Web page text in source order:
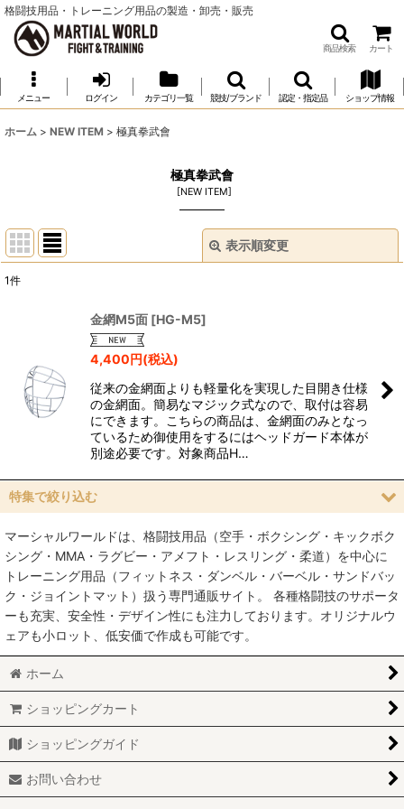
格闘技用品・トレーニング用品の製造・卸売・販売
商品検索 カート
メニュー ログイン カテゴリ一覧 競技/ブランド 認定・指定品 ショップ情報
ホーム > NEW ITEM > 極真拳武會
極真拳武會
[NEW ITEM]
表示順変更
絞り込む
1件
金網M5面 [HG-M5]
4,400円(税込)
従来の金網面よりも軽量化を実現した目開き仕様
の金網面。簡易なマジック式なので、取付は容易
にできます。こちらの商品は、金網面のみとなっ
ているため御使用をするにはヘッドガード本体が
別途必要です。対象商品H…
特集で絞り込む
空手
MMA総合格闘技
柔術
柔道
キックボクシング
少林寺拳法
マーシャルワールドは、格闘技用品（空手・ボクシング・キックボク
シング・MMA・ラグビー・アメフト・レスリング・柔道）を中心に
トレーニング用品（フィットネス・ダンベル・バーベル・サンドバッ
ク・ジョイントマット）扱う専門通販サイト。 各種格闘技のサポータ
ーも充実、安全性・デザイン性にも注力しております。オリジナルウ
ェアも小ロット、低安価で作成も可能です。
ホーム
ショッピングカート
ショッピングガイド
お問い合わせ